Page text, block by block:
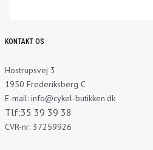
KONTAKT OS
Hostrupsvej 3
1950 Frederiksberg C
E-mail: info@cykel-butikken.dk
Tlf:35 39 39 38
CVR-nr: 37259926